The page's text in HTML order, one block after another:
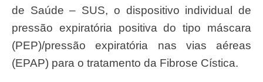
de Saúde – SUS, o dispositivo individual de
pressão expiratória positiva do tipo máscara
(PEP)/pressão expiratória nas vias aéreas
(EPAP) para o tratamento da Fibrose Cística.